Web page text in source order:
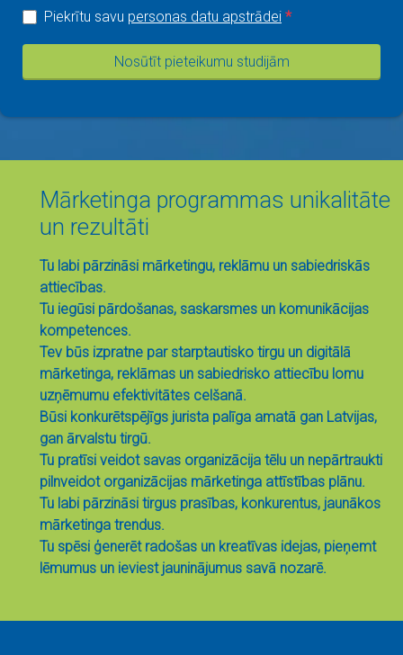
Piekrītu savu personas datu apstrādei *
Nosūtīt pieteikumu studijām
Mārketinga programmas unikalitāte
un rezultāti
Tu labi pārzināsi mārketingu, reklāmu un sabiedriskās
attiecības.
Tu iegūsi pārdošanas, saskarsmes un komunikācijas
kompetences.
Tev būs izpratne par starptautisko tirgu un digitālā
mārketinga, reklāmas un sabiedrisko attiecību lomu
uzņēmumu efektivitātes celšanā.
Būsi konkurētspējīgs jurista palīga amatā gan Latvijas,
gan ārvalstu tirgū.
Tu pratīsi veidot savas organizācija tēlu un nepārtraukti
pilnveidot organizācijas mārketinga attīstības plānu.
Tu labi pārzināsi tirgus prasības, konkurentus, jaunākos
mārketinga trendus.
Tu spēsi ģenerēt radošas un kreatīvas idejas, pieņemt
lēmumus un ieviest jauninājumus savā nozarē.